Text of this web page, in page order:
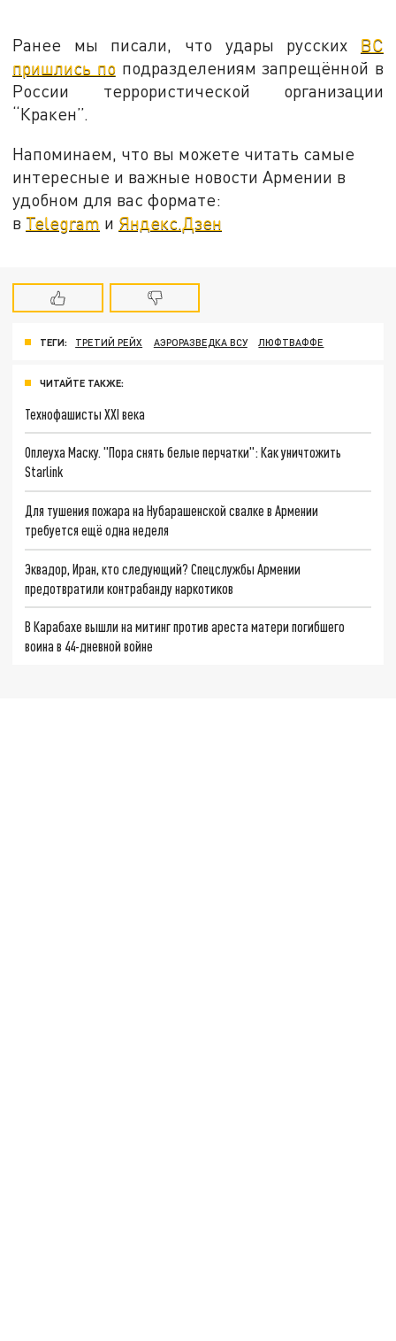
Ранее мы писали, что удары русских ВС
пришлись поподразделениям запрещённой в
России террористической организации
“Кракен”.
Напоминаем, что вы можете читать самые
интересные и важные новости Армении в
удобном для вас формате:
в Telegram и Яндекс.Дзен
ТЕГИ: ТРЕТИЙ РЕЙХ АЭРОРАЗВЕДКА ВСУ ЛЮФТВАФФЕ
ЧИТАЙТЕ ТАКЖЕ:
Технофашисты XXI века
Оплеуха Маску. "Пора снять белые перчатки": Как уничтожить
Starlink
Для тушения пожара на Нубарашенской свалке в Армении
требуется ещё одна неделя
Эквадор, Иран, кто следующий? Спецслужбы Армении
предотвратили контрабанду наркотиков
В Карабахе вышли на митинг против ареста матери погибшего
воина в 44-дневной войне